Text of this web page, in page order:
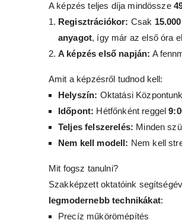
A képzés teljes díja mindössze
Regisztrációkor: Csak
anyagot, így már az első óra
A képzés első napján: A
Amit a képzésről tudnod kell:
Helyszín: Oktatási
Időpont: Hétfőnként reggel
Teljes felszerelés: Minden
Nem kell modell: Nem kell
Mit fogsz tanulni?
Szakképzett oktatóink
legmodernebb technikákat:
Precíz műkörömépítés